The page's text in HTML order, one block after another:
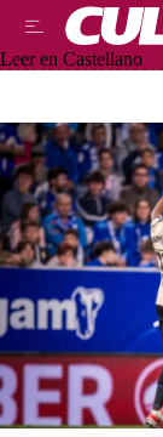
Leer en Castellano